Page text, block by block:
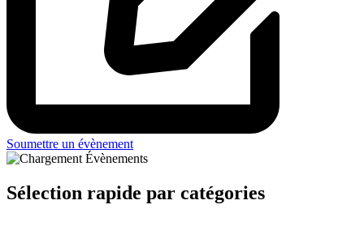
Soumettre un évènement
Sélection rapide par catégories